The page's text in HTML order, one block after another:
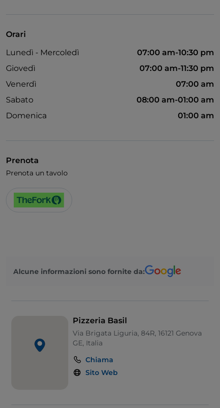
Orari
Lunedì - Mercoledì
07:00 am-10:30 pm
Giovedì
07:00 am-11:30 pm
Venerdì
07:00 am
Sabato
08:00 am-01:00 am
Domenica
01:00 am
Prenota
Prenota un tavolo
Alcune informazioni sono fornite da:
Pizzeria Basil
Via Brigata Liguria, 84R, 16121 Genova
GE, Italia
Chiama
Sito Web